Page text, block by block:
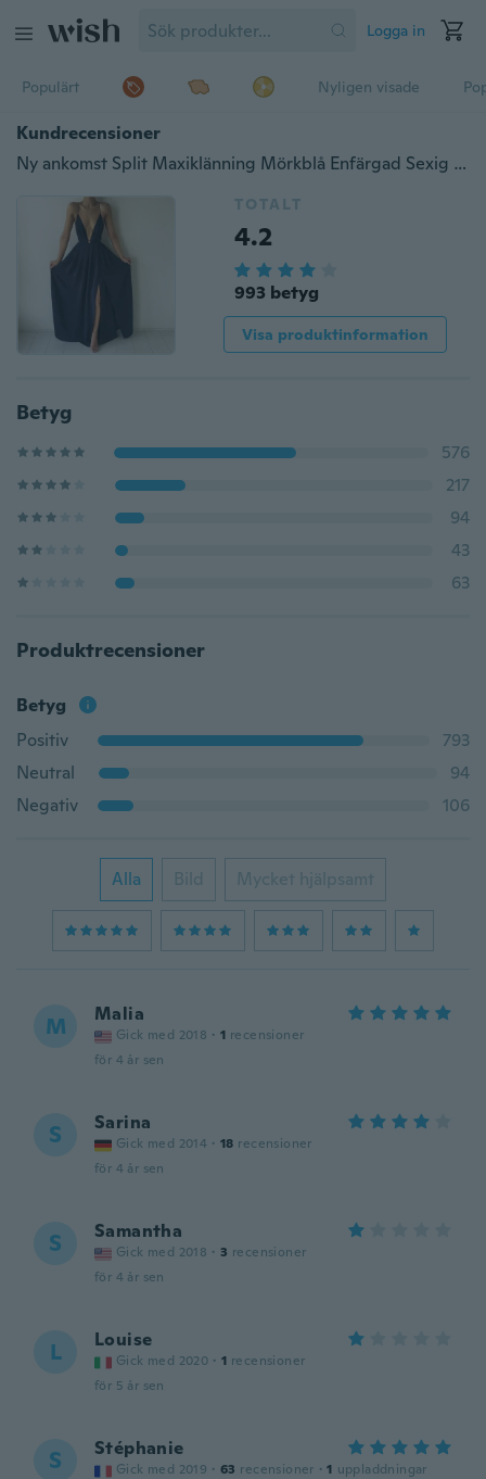
Logga in
Populärt Nyligen visade
Kundrecensioner
Ny ankomst Split Maxiklänning Mörkblå Enfärgad Sexig Djup V-ringning Kvällsfest Elegant Clubwear Spaghettiklänningar
TOTALT
4.2
993 betyg
Visa produktinformation
Betyg
576
217
94
43
63
Produktrecensioner
Betyg
Positiv
793
Neutral
94
Negativ
106
Alla Bild Mycket hjälpsamt
M Malia
Gick med 2018 · 1 recensioner
för 4 år sen
S Sarina
Gick med 2014 · 18 recensioner
för 4 år sen
S Samantha
Gick med 2018 · 3 recensioner
för 4 år sen
L Louise
Gick med 2020 · 1 recensioner
för 5 år sen
S Stéphanie
Gick med 2019 · 63 recensioner · 1 uppladdningar